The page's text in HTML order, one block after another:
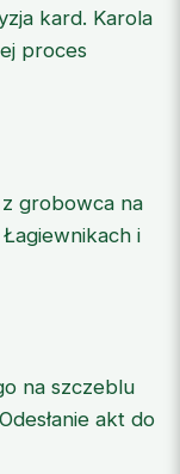
kard. Karola
proces
z grobowca na
i
na szczeblu
akt do